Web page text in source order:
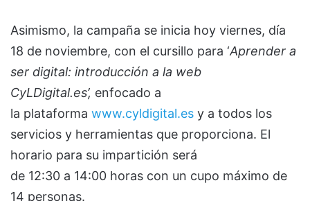
Asimismo, la campaña se inicia hoy viernes, día
18 de noviembre, con el cursillo para ‘Aprender a
ser digital: introducción a la web
CyLDigital.es’, enfocado a
la plataforma www.cyldigital.es y a todos los
servicios y herramientas que proporciona. El
horario para su impartición será
de 12:30 a 14:00 horas con un cupo máximo de
14 personas.